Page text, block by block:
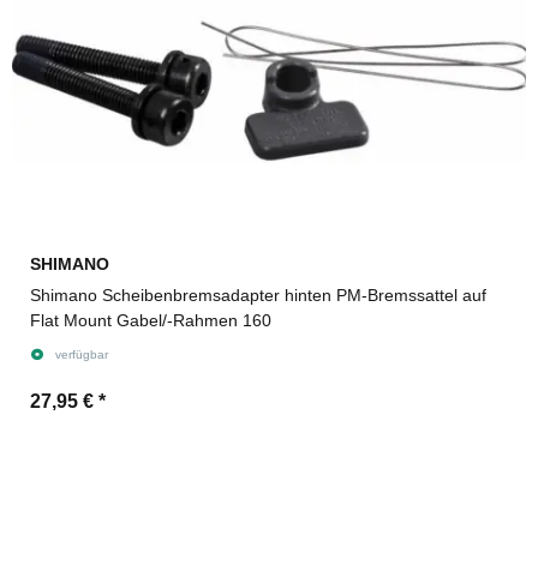
SHIMANO
Shimano Scheibenbremsadapter hinten PM-Bremssattel auf
Flat Mount Gabel/-Rahmen 160
verfügbar
27,95 € *